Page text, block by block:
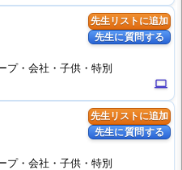
先生リストに追加
先生に質問する
computer
プ・会社・子供・特別
先生リストに追加
先生に質問する
プ・会社・子供・特別